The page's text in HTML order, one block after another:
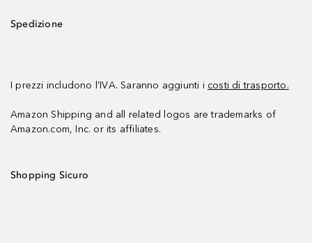
Spedizione
I prezzi includono l’IVA. Saranno aggiunti i costi di trasporto.
Amazon Shipping and all related logos are trademarks of
Amazon.com, Inc. or its affiliates.
Shopping Sicuro